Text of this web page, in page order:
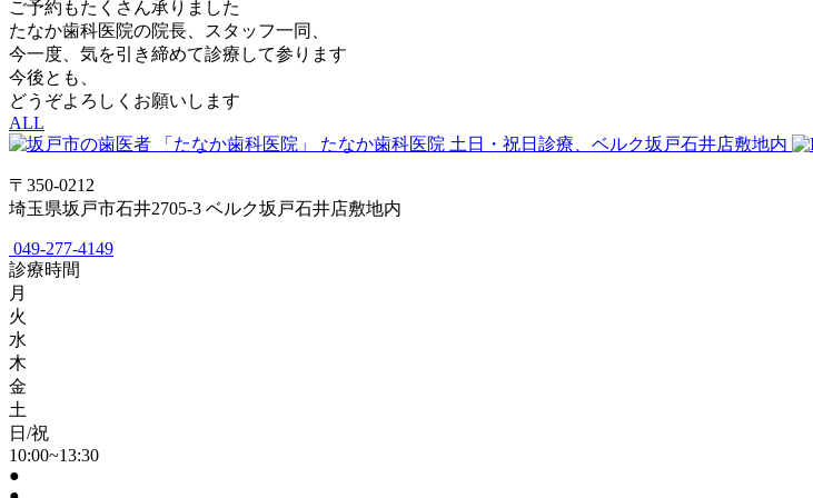
ご予約もたくさん承りました
たなか歯科医院の院長、スタッフ一同、
今一度、気を引き締めて診療して参ります
今後とも、
どうぞよろしくお願いします
ALL
たなか歯科医院 土日・祝日診療、ベルク坂戸石井店敷地内
〒350-0212
埼玉県坂戸市石井2705-3 ベルク坂戸石井店敷地内
049-277-4149
診療時間
月
火
水
木
金
土
日/祝
10:00~13:30
●